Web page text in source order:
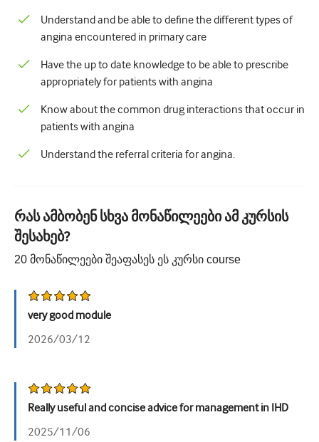
Პალიატური ზრუნვა
პათოლოგია/ლაბორატორიული მედიცინა
პროცედურული უნარები
Პროფესიული უნარები
თირკმლის მედიცინა
რესპირატორული
ოპერაცია
უროლოგია
Understand and be able to define the different types of
angina encountered in primary care
Have the up to date knowledge to be able to prescribe
appropriately for patients with angina
Know about the common drug interactions that occur in
patients with angina
Understand the referral criteria for angina.
რას ამბობენ სხვა მონაწილეები ამ კურსის
შესახებ?
20 მონაწილეები შეაფასეს ეს კურსი course
very good module
2026/03/12
Really useful and concise advice for management in IHD
2025/11/06